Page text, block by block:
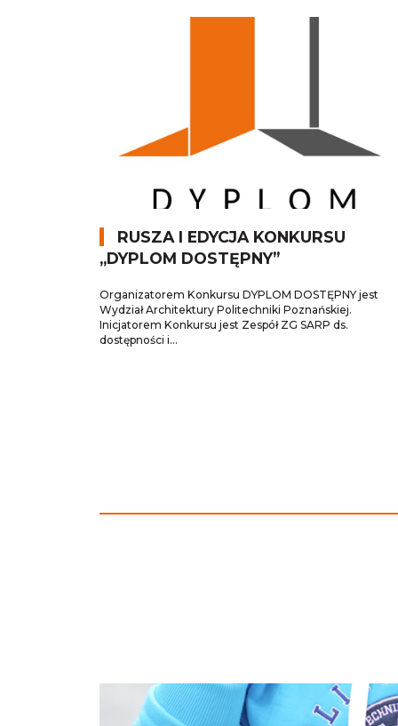
RUSZA I EDYCJA KONKURSU
„DYPLOM DOSTĘPNY”
Organizatorem Konkursu DYPLOM DOSTĘPNY jest
Wydział Architektury Politechniki Poznańskiej.
Inicjatorem Konkursu jest Zespół ZG SARP ds.
dostępności i…